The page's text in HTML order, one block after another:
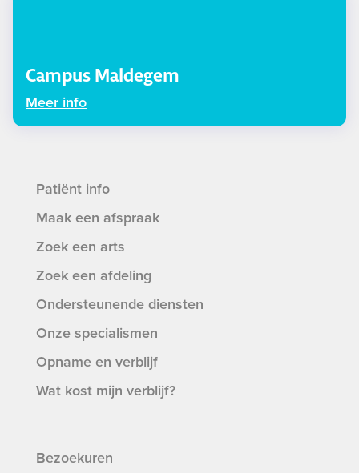
Campus Maldegem
Meer info
Patiënt info
Maak een afspraak
Zoek een arts
Zoek een afdeling
Ondersteunende diensten
Onze specialismen
Opname en verblijf
Wat kost mijn verblijf?
Bezoekuren